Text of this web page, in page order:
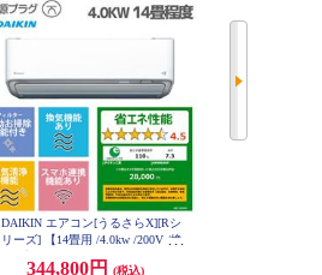
DAIKIN エアコン[うるさらX][Rシ
リーズ] 【14畳用 /4.0kw /200V /換
344,800円
(税込)